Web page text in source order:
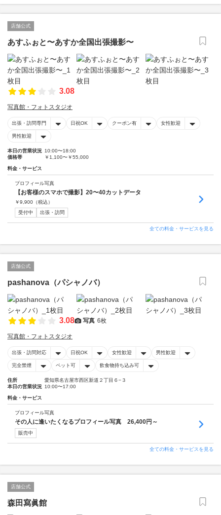
店舗公式
あすふぉと〜あすか全国出張撮影〜
3.08
写真館・フォトスタジオ
出張・訪問専門 日祝OK クーポン有 女性歓迎
男性歓迎
本日の営業状況 10:00〜18:00
価格帯
￥1,100〜￥55,000
料金・サービス
プロフィール写真
【お客様のスマホで撮影】20〜40カットデータ
￥9,900 （税込）
受付中
出張・訪問
全ての料金・サービスを見る
店舗公式
pashanova（パシャノバ）
3.08 写真 6枚
写真館・フォトスタジオ
出張・訪問対応 日祝OK 女性歓迎 男性歓迎
完全禁煙 ペット可 飲食物持ち込み可
住所
愛知県名古屋市西区新道２丁目６−３
本日の営業状況 10:00〜17:00
料金・サービス
プロフィール写真
その人に逢いたくなるプロフィール写真 26,400円～
販売中
全ての料金・サービスを見る
店舗公式
森田寫眞館